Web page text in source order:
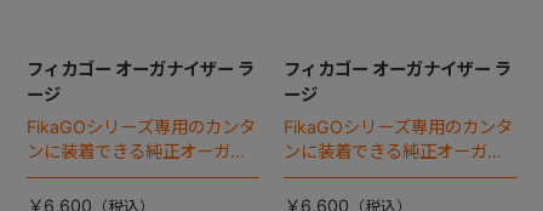
フィカゴー オーガナイザー ラ
ージ
FikaGOシリーズ専用のカンタ
ンに装着できる純正オーガナ
イザー。
￥6,600
フィカゴー オーガナイザー ラ
ージ
FikaGOシリーズ専用のカンタ
ンに装着できる純正オーガナ
イザー。
￥6,600